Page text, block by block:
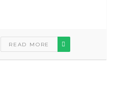
READ MORE